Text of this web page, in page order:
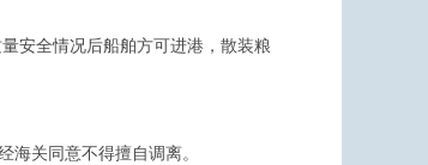
安全情况后船舶方可进港，散装粮
海关同意不得擅自调离。